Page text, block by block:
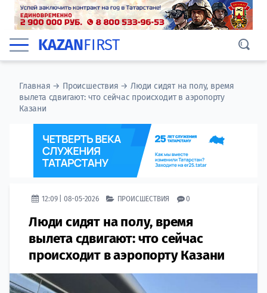
KAZANFIRST
Главная → Происшествия →Люди сидят на полу, время
вылета сдвигают: что сейчас происходит в аэропорту
Казани
12:09 | 08-05-2026 ПРОИСШЕСТВИЯ 0
Люди сидят на полу, время
вылета сдвигают: что сейчас
происходит в аэропорту Казани